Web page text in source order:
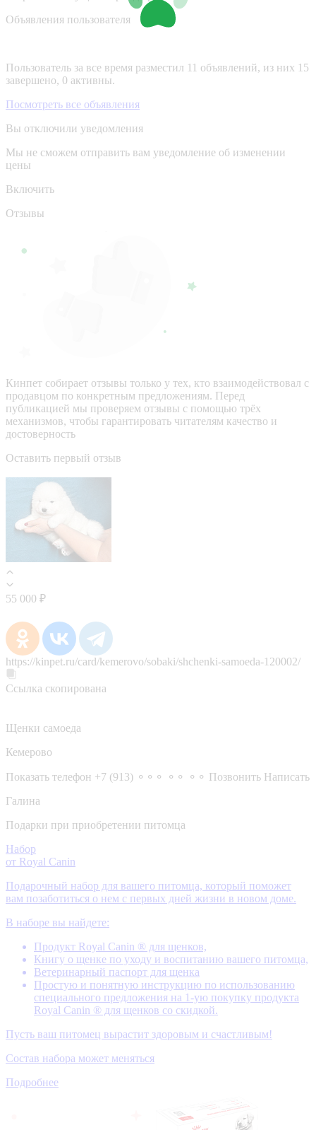
Объявления пользователя
Пользователь за все время разместил 11 объявлений, из них 15
завершено, 0 активны.
Посмотреть все объявления
Вы отключили уведомления
Мы не сможем отправить вам уведомление об изменении
цены
Включить
Отзывы
Кинпет собирает отзывы только у тех, кто взаимодействовал с
продавцом по конкретным предложениям. Перед
публикацией мы проверяем отзывы с помощью трёх
механизмов, чтобы гарантировать читателям качество и
достоверность
Оставить первый отзыв
55 000 ₽
https://kinpet.ru/card/kemerovo/sobaki/shchenki-samoeda-120002/
Ссылка скопирована
Щенки самоеда
Кемерово
Показать телефон +7 (913) ⚬⚬⚬ ⚬⚬ ⚬⚬ Позвонить Написать
Галина
Подарки при приобретении питомца
Набор
от Royal Canin
Подарочный набор для вашего питомца, который поможет
вам позаботиться о нем с первых дней жизни в новом доме.
В наборе вы найдете:
Продукт Royal Canin ® для щенков,
Книгу о щенке по уходу и воспитанию вашего питомца,
Ветеринарный паспорт для щенка
Простую и понятную инструкцию по использованию
специального предложения на 1-ую покупку продукта
Royal Canin ® для щенков со скидкой.
Пусть ваш питомец вырастит здоровым и счастливым!
Состав набора может меняться
Подробнее